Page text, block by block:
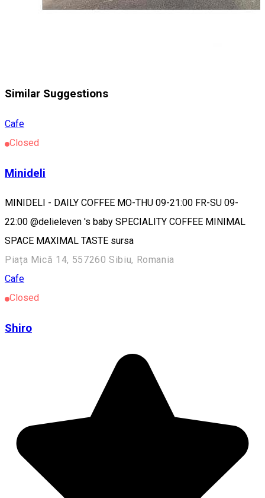
Similar Suggestions
Cafe
Closed
Minideli
MINIDELI - DAILY COFFEE MO-THU 09-21:00 FR-SU 09-
22:00 @delieleven 's baby SPECIALITY COFFEE MINIMAL
SPACE MAXIMAL TASTE sursa
Piața Mică 14, 557260 Sibiu, Romania
Cafe
Closed
Shiro